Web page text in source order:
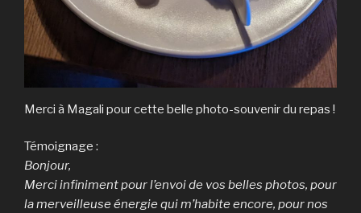
Merci à Magali pour cette belle photo-souvenir du repas !
Témoignage :
Bonjour,
Merci infiniment pour l’envoi de vos belles photos, pour
la merveilleuse énergie qui m’habite encore, pour nos